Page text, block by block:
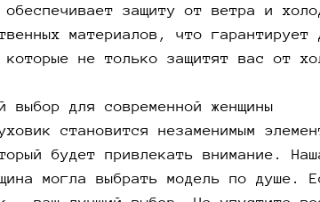
защиту от ветра и
материалов, что
не только защитят вас от
выбор для современной женщины
становится незаменимым
будет привлекать внимание.
могла выбрать модель по душе.